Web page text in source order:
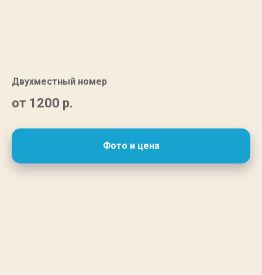
Двухместный номер
от 1200 р.
Фото и цена